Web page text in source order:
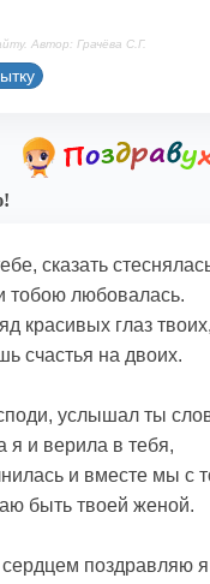
Автор: Грачёва С.Г.
сказать
тобою любовалась.
красивых глаз твоих,
счастья на двоих.
услышал ты
я и верила в тебя,
и вместе мы с
быть твоей женой.
поздравляю я